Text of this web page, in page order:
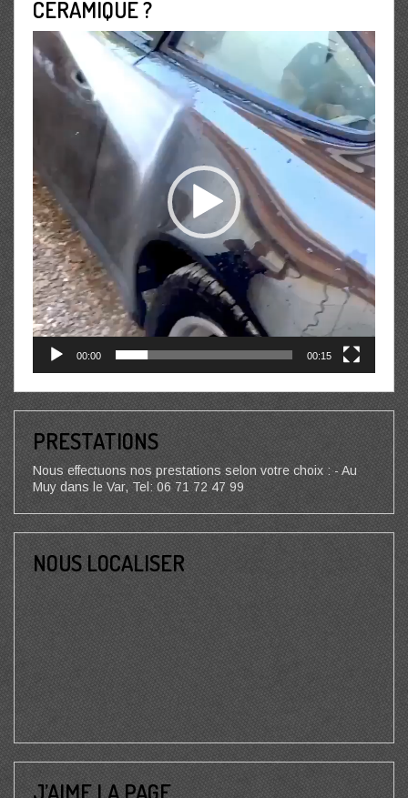
CERAMIQUE ?
Lecteur
vidéo
00:00 00:15
PRESTATIONS
Nous effectuons nos prestations selon votre choix : - Au
Muy dans le Var, Tel: 06 71 72 47 99
NOUS LOCALISER
J’AIME LA PAGE